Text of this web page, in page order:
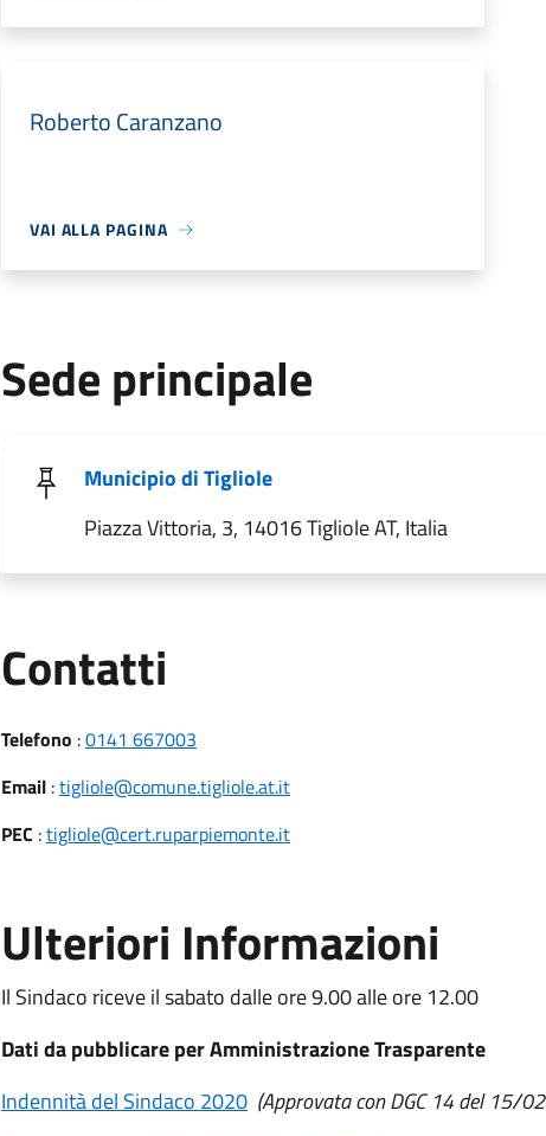
Roberto Caranzano
VAI ALLA PAGINA
Sede principale
Municipio di Tigliole
Piazza Vittoria, 3, 14016 Tigliole AT, Italia
Contatti
Telefono :0141 667003
Email:tigliole@comune.tigliole.at.it
PEC :tigliole@cert.ruparpiemonte.it
Ulteriori Informazioni
Il Sindaco riceve il sabato dalle ore 9.00 alle ore 12.00
Dati da pubblicare per Amministrazione Trasparente
Indennità del Sindaco 2020 (Approvata con DGC 14 del 15/